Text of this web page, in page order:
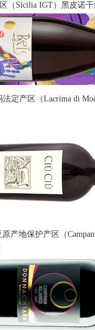
（Sicilia IGT）黑皮诺
定产区（Lacrima di
产地保护产区（